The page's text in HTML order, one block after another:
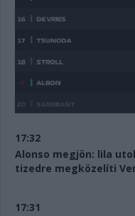
17:32
Alonso megjön: lila
tizedre megközelíti
17:31